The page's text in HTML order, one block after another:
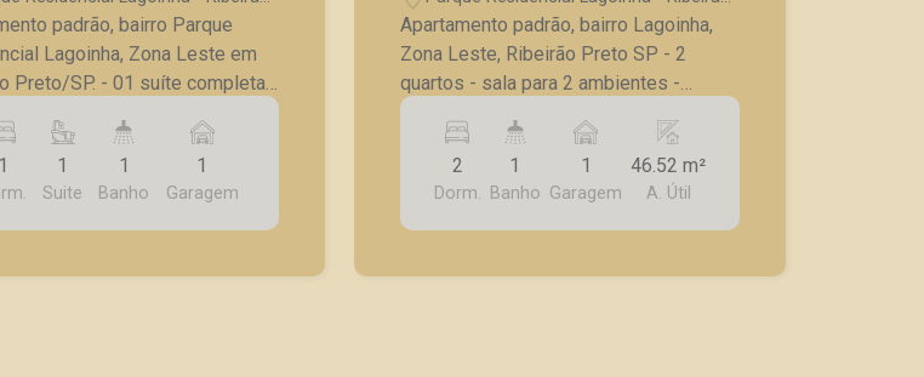
SP
padrão, bairro Parque
Lagoinha, Zona Leste em
- 01 suíte completa
- Sacada; - Sala para 02
- Cozinha com Armário; - Área
- 01 vaga de garagem.
A Piramid tem
atender seus clientes
1 1
Suite
1
Banho
1
Garagem
Preto/SP
Apartamento padrão, bairro Lagoinha,
Zona Leste, Ribeirão Preto SP - 2
quartos - sala para 2 ambientes -
cozinha com gabinete - banheiro social
com gabinete, box blindex - lavanderia -
1 vaga de garagem A Piramid tem como
objetivo atender seus clientes com
agilidade e segurança, em locação,
2
Dorm.
1
Banho
1
Garagem
46.52 m²
A. Útil